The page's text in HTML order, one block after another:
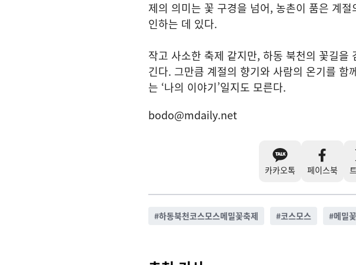
제의 의미는 꽃 구경을 넘어, 농촌이 품은 계
인하는 데 있다.
작고 사소한 축제 같지만, 하동 북천의 꽃길
긴다. 그만큼 계절의 향기와 사람의 온기를
는 ‘나의 이야기’일지도 모른다.
bodo@mdaily.net
카카오톡 페이스북
#하동북천코스모스메밀꽃축제 #코스모스 #메밀꽃